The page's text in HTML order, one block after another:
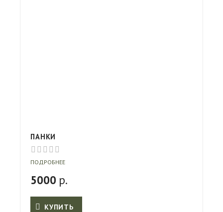
ПАНКИ
ПОДРОБНЕЕ
5000 р.
КУПИТЬ